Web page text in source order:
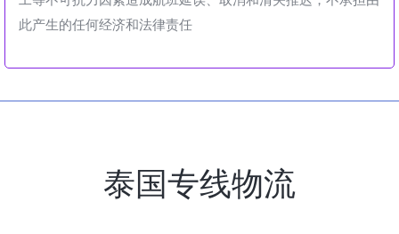
此产生的任何经济和法律责任
泰国专线物流